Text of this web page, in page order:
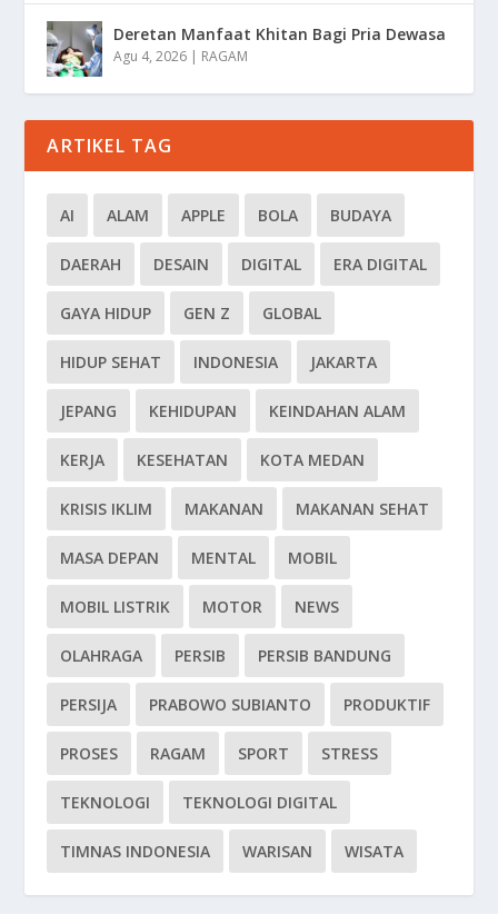
Deretan Manfaat Khitan Bagi Pria Dewasa
Agu 4, 2026 | RAGAM
ARTIKEL TAG
AI ALAM APPLE BOLA BUDAYA
DAERAH DESAIN DIGITAL ERA DIGITAL
GAYA HIDUP GEN Z GLOBAL
HIDUP SEHAT INDONESIA JAKARTA
JEPANG KEHIDUPAN KEINDAHAN ALAM
KERJA KESEHATAN KOTA MEDAN
KRISIS IKLIM MAKANAN MAKANAN SEHAT
MASA DEPAN MENTAL MOBIL
MOBIL LISTRIK MOTOR NEWS
OLAHRAGA PERSIB PERSIB BANDUNG
PERSIJA PRABOWO SUBIANTO PRODUKTIF
PROSES RAGAM SPORT STRESS
TEKNOLOGI TEKNOLOGI DIGITAL
TIMNAS INDONESIA WARISAN WISATA